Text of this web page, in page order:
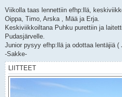
i
Viikolla taas lennettiin efhp:llä,
Oippa, Timo, Arska , Mää ja Erja.
Keskiviikkoiltana Puhku purettiin ja
Pudasjärvelle.
Junior pysyy efhp:llä ja odottaa lentäjiä (
-Sakke-
LIITTEET